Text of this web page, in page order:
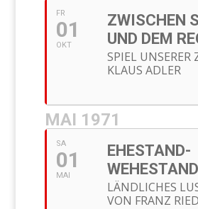
FR
01
OKT
ZWISCHEN
UND DEM
SPIEL UNSERER
KLAUS ADLER
MAI 1971
SA
01
MAI
EHESTAND-
WEHESTAND
LÄNDLICHES
VON FRANZ